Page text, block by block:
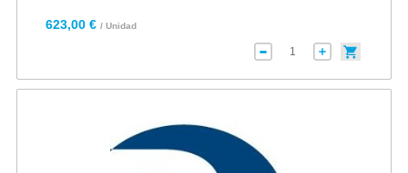
623,00 € / Unidad